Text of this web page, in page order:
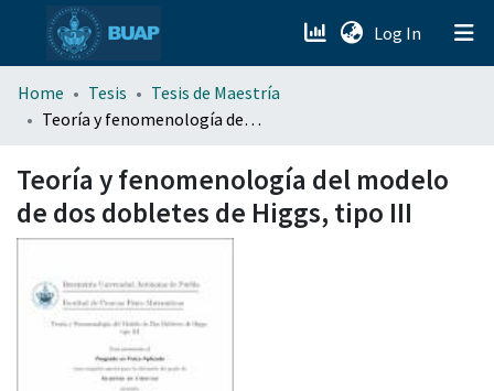
Log In (current)
menu.section.about_menu
Home Tesis
Tesis de Maestría
Teoría y fenomenología del modelo de dos dobletes de Higgs, tipo III
Teoría y fenomenología del modelo
de dos dobletes de Higgs, tipo III